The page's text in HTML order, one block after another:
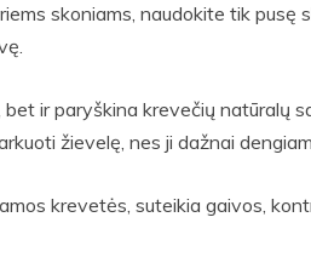
skoniams, naudokite tik pusę
ir paryškina krevečių natūralų
žievelę, nes ji dažnai
krevetės, suteikia gaivos,